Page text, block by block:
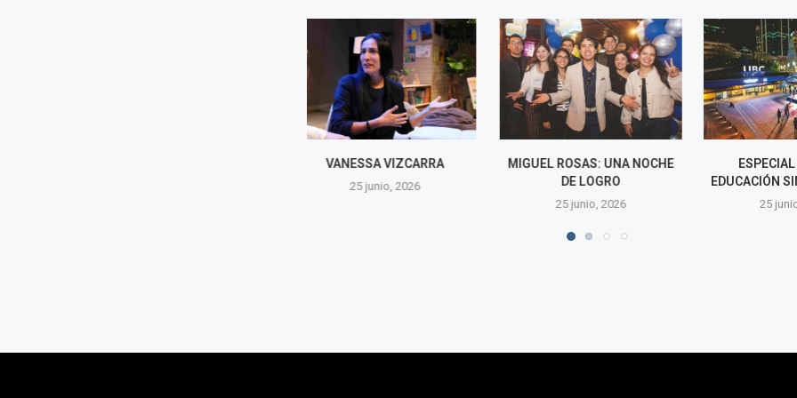
MIGUEL ROSAS: UNA NOCHE
DE LOGRO
ESPECIAL CANADÁ:
EDUCACIÓN SIN FRONTERAS
25 junio, 2026
LA CUMBRE
PERÚ | POR:
DE LA